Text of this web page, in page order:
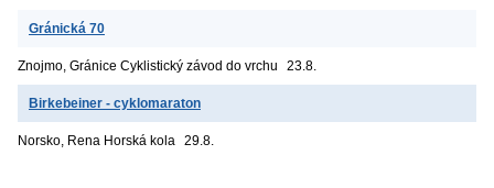
Gránická 70
Znojmo, Gránice Cyklistický závod do vrchu 23.8.
Birkebeiner - cyklomaraton
Norsko, Rena Horská kola 29.8.